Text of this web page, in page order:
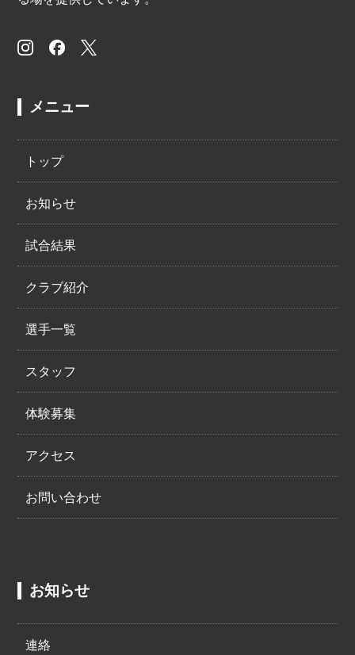
メニュー
トップ
お知らせ
試合結果
クラブ紹介
選手一覧
スタッフ
体験募集
アクセス
お問い合わせ
お知らせ
連絡